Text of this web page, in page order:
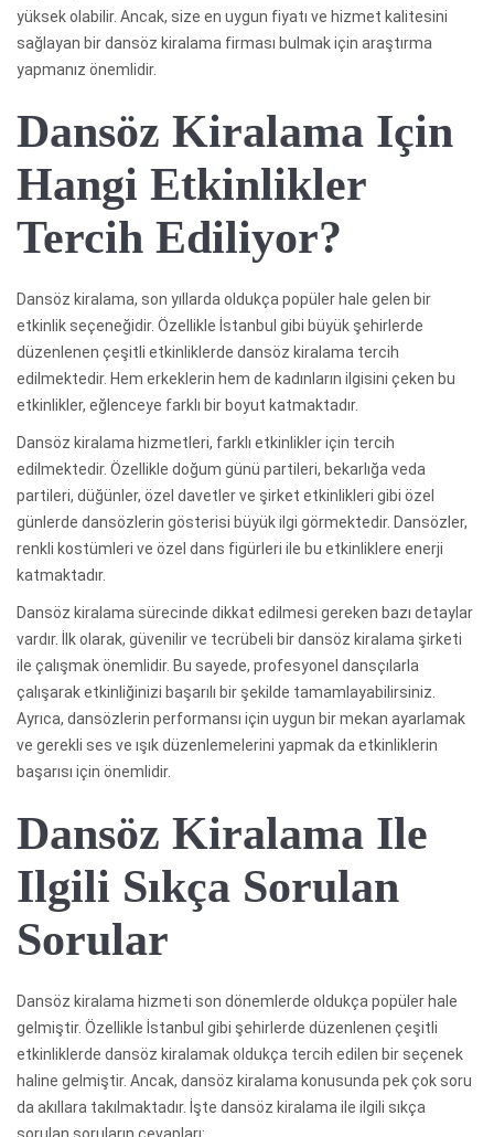
yüksek olabilir. Ancak, size en uygun fiyatı ve hizmet kalitesini
sağlayan bir dansöz kiralama firması bulmak için araştırma
yapmanız önemlidir.
Dansöz Kiralama Için
Hangi Etkinlikler
Tercih Ediliyor?
Dansöz kiralama, son yıllarda oldukça popüler hale gelen bir
etkinlik seçeneğidir. Özellikle İstanbul gibi büyük şehirlerde
düzenlenen çeşitli etkinliklerde dansöz kiralama tercih
edilmektedir. Hem erkeklerin hem de kadınların ilgisini çeken bu
etkinlikler, eğlenceye farklı bir boyut katmaktadır.
Dansöz kiralama hizmetleri, farklı etkinlikler için tercih
edilmektedir. Özellikle doğum günü partileri, bekarlığa veda
partileri, düğünler, özel davetler ve şirket etkinlikleri gibi özel
günlerde dansözlerin gösterisi büyük ilgi görmektedir. Dansözler,
renkli kostümleri ve özel dans figürleri ile bu etkinliklere enerji
katmaktadır.
Dansöz kiralama sürecinde dikkat edilmesi gereken bazı detaylar
vardır. İlk olarak, güvenilir ve tecrübeli bir dansöz kiralama şirketi
ile çalışmak önemlidir. Bu sayede, profesyonel dansçılarla
çalışarak etkinliğinizi başarılı bir şekilde tamamlayabilirsiniz.
Ayrıca, dansözlerin performansı için uygun bir mekan ayarlamak
ve gerekli ses ve ışık düzenlemelerini yapmak da etkinliklerin
başarısı için önemlidir.
Dansöz Kiralama Ile
Ilgili Sıkça Sorulan
Sorular
Dansöz kiralama hizmeti son dönemlerde oldukça popüler hale
gelmiştir. Özellikle İstanbul gibi şehirlerde düzenlenen çeşitli
etkinliklerde dansöz kiralamak oldukça tercih edilen bir seçenek
haline gelmiştir. Ancak, dansöz kiralama konusunda pek çok soru
da akıllara takılmaktadır. İşte dansöz kiralama ile ilgili sıkça
sorulan soruların cevapları: